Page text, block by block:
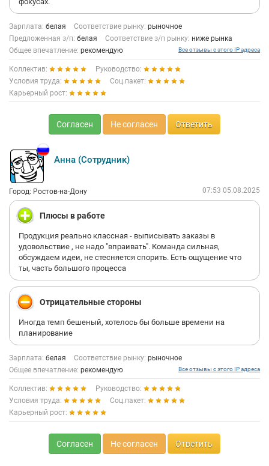
Зарплата: белая Соответствие рынку: рыночное
Предложенная з/п: белая Соответствие з/п рынку: ниже рынка
Общее впечатление: рекомендую Все отзывы с этого IP адреса
Коллектив:
Руководство:
Условия труда:
Соц.пакет:
Карьерный рост:
Согласен Не согласен Ответить
Анна (Сотрудник)
Город: Ростов-на-Дону 07:53 05.08.2025
Плюсы в работе
Продукция реально классная - выписывать заказы в
удовольствие , не надо "впраивать". Команда сильная,
обсуждаем идеи, не стесняется спорить. Есть ощущение что
ты, часть большого процесса
Отрицательные стороны
Иногда темп бешеный, хотелось бы больше времени на
планирование
Зарплата: белая Соответствие рынку: рыночное
Общее впечатление: рекомендую Все отзывы с этого IP адреса
Коллектив:
Руководство:
Условия труда:
Соц.пакет:
Карьерный рост:
Согласен Не согласен Ответить